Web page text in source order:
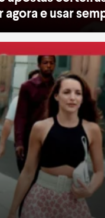
e usar
ouviu a frase “Esta peça
clássicos do guarda-roupa
curingas. Vão do
dia a noite, do inverno ao
até 40% em centenas
são aquela
a sua lista de […]